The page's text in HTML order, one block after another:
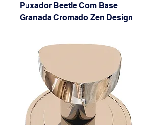
Puxador Beetle Com Base
Granada Cromado Zen Design